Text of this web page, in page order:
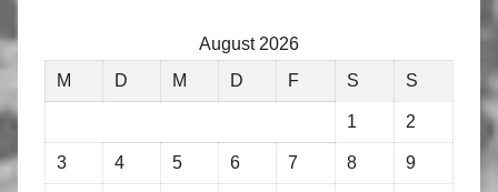
August 2026
M
D M D F S S
1 2
3 4 5 6 7 8 9